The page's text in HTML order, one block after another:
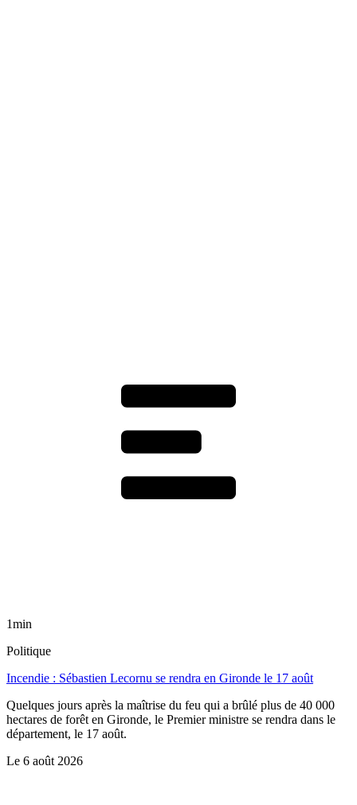
1min
Politique
Incendie : Sébastien Lecornu se rendra en Gironde le 17 août
Quelques jours après la maîtrise du feu qui a brûlé plus de 40 000
hectares de forêt en Gironde, le Premier ministre se rendra dans le
département, le 17 août.
Le 6 août 2026